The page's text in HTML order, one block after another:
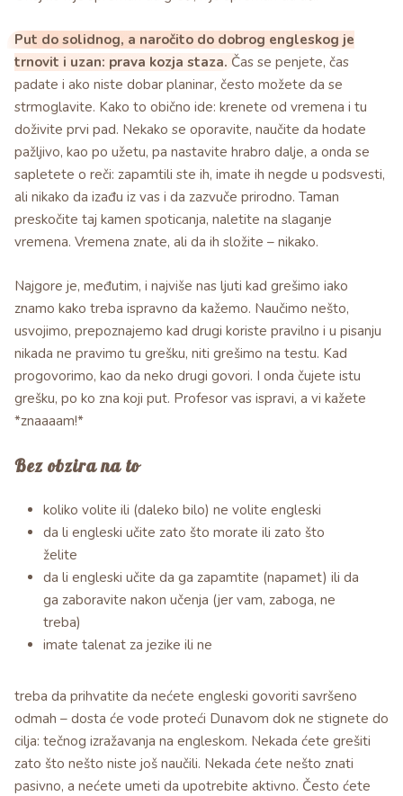
Put do solidnog, a naročito do dobrog engleskog je
trnovit i uzan: prava kozja staza. Čas se penjete, čas
padate i ako niste dobar planinar, često možete da se
strmoglavite. Kako to obično ide: krenete od vremena i tu
doživite prvi pad. Nekako se oporavite, naučite da hodate
pažljivo, kao po užetu, pa nastavite hrabro dalje, a onda se
sapletete o reči: zapamtili ste ih, imate ih negde u podsvesti,
ali nikako da izađu iz vas i da zazvuče prirodno. Taman
preskočite taj kamen spoticanja, naletite na slaganje
vremena. Vremena znate, ali da ih složite – nikako.
Najgore je, međutim, i najviše nas ljuti kad grešimo iako
znamo kako treba ispravno da kažemo. Naučimo nešto,
usvojimo, prepoznajemo kad drugi koriste pravilno i u pisanju
nikada ne pravimo tu grešku, niti grešimo na testu. Kad
progovorimo, kao da neko drugi govori. I onda čujete istu
grešku, po ko zna koji put. Profesor vas ispravi, a vi kažete
*znaaaam!*
Bez obzira na to
koliko volite ili (daleko bilo) ne volite engleski
da li engleski učite zato što morate ili zato što
želite
da li engleski učite da ga zapamtite (napamet) ili da
ga zaboravite nakon učenja (jer vam, zaboga, ne
treba)
imate talenat za jezike ili ne
treba da prihvatite da nećete engleski govoriti savršeno
odmah – dosta će vode proteći Dunavom dok ne stignete do
cilja: tečnog izražavanja na engleskom. Nekada ćete grešiti
zato što nešto niste još naučili. Nekada ćete nešto znati
pasivno, a nećete umeti da upotrebite aktivno. Često ćete